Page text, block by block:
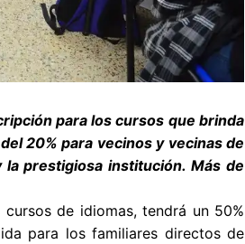
para los cursos que brinda
20% para vecinos y vecinas de
prestigiosa institución. Más de
de idiomas, tendrá un 50%
para los familiares directos de